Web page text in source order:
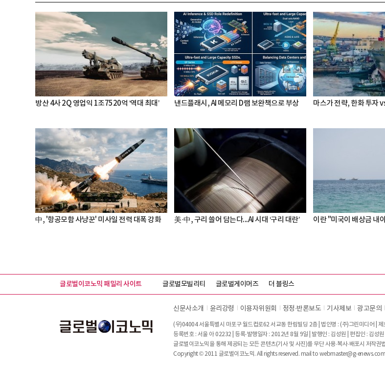
방산 4사 2Q 영업익 1조7520억 ‘역대 최대’ 낸드플래시, AI 메모리 D램 보완책으로 부상 마스가 전략, 한화 투자
中, '항공모함 사냥꾼' 미사일 전력 대폭 강화 美·中, 구리 쓸어 담는다...AI 시대 ‘구리 대란’ 이란 "미국이 배상금 내
박지수 아나운서
글로벌이코노믹 패밀리 사이트 글로벌모빌리티 글로벌게이머즈 더 블링스
신문사소개 윤리강령 이용자위원회 정정∙반론보도 기사제보 광고문의
(우)04004 서울특별시 마포구 월드컵로62 서교동 한림빌딩 2층 | 법인명 : (주)그린미디어 |
등록번호 : 서울 아 02232 | 등록·발행일자 : 2012년 8월 9일 | 발행인 : 김성원 | 편집인 : 김성
글로벌이코노믹을 통해 제공되는 모든 콘텐츠(기사 및 사진)를 무단 사용·복사·배포시 저작
Copyright © 2011 글로벌이코노믹. All rights reserved. mail to webmaster@g-enews.com